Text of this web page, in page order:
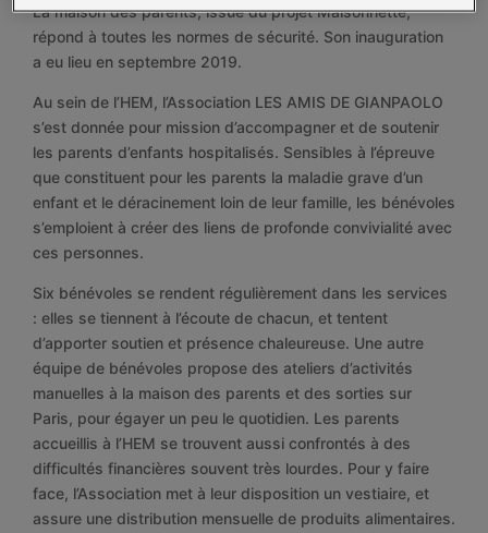
La maison des parents, issue du projet Maisonnette,
répond à toutes les normes de sécurité. Son inauguration
a eu lieu en septembre 2019.
Au sein de l’HEM, l’Association LES AMIS DE GIANPAOLO
s’est donnée pour mission d’accompagner et de soutenir
les parents d’enfants hospitalisés. Sensibles à l’épreuve
que constituent pour les parents la maladie grave d’un
enfant et le déracinement loin de leur famille, les bénévoles
s’emploient à créer des liens de profonde convivialité avec
ces personnes.
Six bénévoles se rendent régulièrement dans les services
: elles se tiennent à l’écoute de chacun, et tentent
d’apporter soutien et présence chaleureuse. Une autre
équipe de bénévoles propose des ateliers d’activités
manuelles à la maison des parents et des sorties sur
Paris, pour égayer un peu le quotidien. Les parents
accueillis à l’HEM se trouvent aussi confrontés à des
difficultés financières souvent très lourdes. Pour y faire
face, l’Association met à leur disposition un vestiaire, et
assure une distribution mensuelle de produits alimentaires.